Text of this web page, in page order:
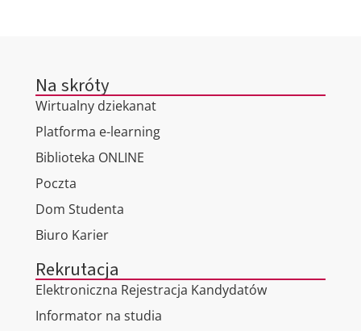
Na skróty
Wirtualny dziekanat
Platforma e-learning
Biblioteka ONLINE
Poczta
Dom Studenta
Biuro Karier
Rekrutacja
Elektroniczna Rejestracja Kandydatów
Informator na studia